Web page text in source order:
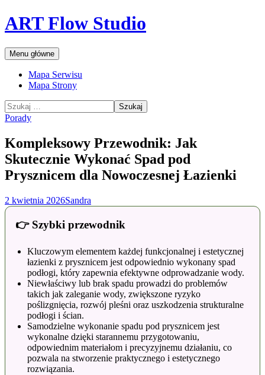
Przejdź
do
ART Flow Studio
Szukaj
Menu główne
Mapa Serwisu
Mapa Strony
Szukaj:
Porady
Kompleksowy Przewodnik: Jak
Skutecznie Wykonać Spad pod
Prysznicem dla Nowoczesnej Łazienki
2 kwietnia 2026Sandra
👉 Szybki przewodnik
Kluczowym elementem każdej funkcjonalnej i estetycznej
łazienki z prysznicem jest odpowiednio wykonany spad
podłogi, który zapewnia efektywne odprowadzanie wody.
Niewłaściwy lub brak spadu prowadzi do problemów
takich jak zaleganie wody, zwiększone ryzyko
poślizgnięcia, rozwój pleśni oraz uszkodzenia strukturalne
podłogi i ścian.
Samodzielne wykonanie spadu pod prysznicem jest
wykonalne dzięki starannemu przygotowaniu,
odpowiednim materiałom i precyzyjnemu działaniu, co
pozwala na stworzenie praktycznego i estetycznego
rozwiązania.